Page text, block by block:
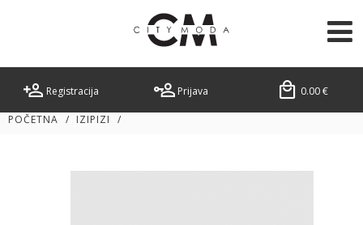
Registracija Prijava 0.00€
POČETNA / IZIPIZI /